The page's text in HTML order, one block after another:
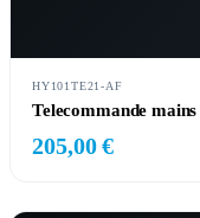
HY101TE21-AF
Telecommande
205,00 €